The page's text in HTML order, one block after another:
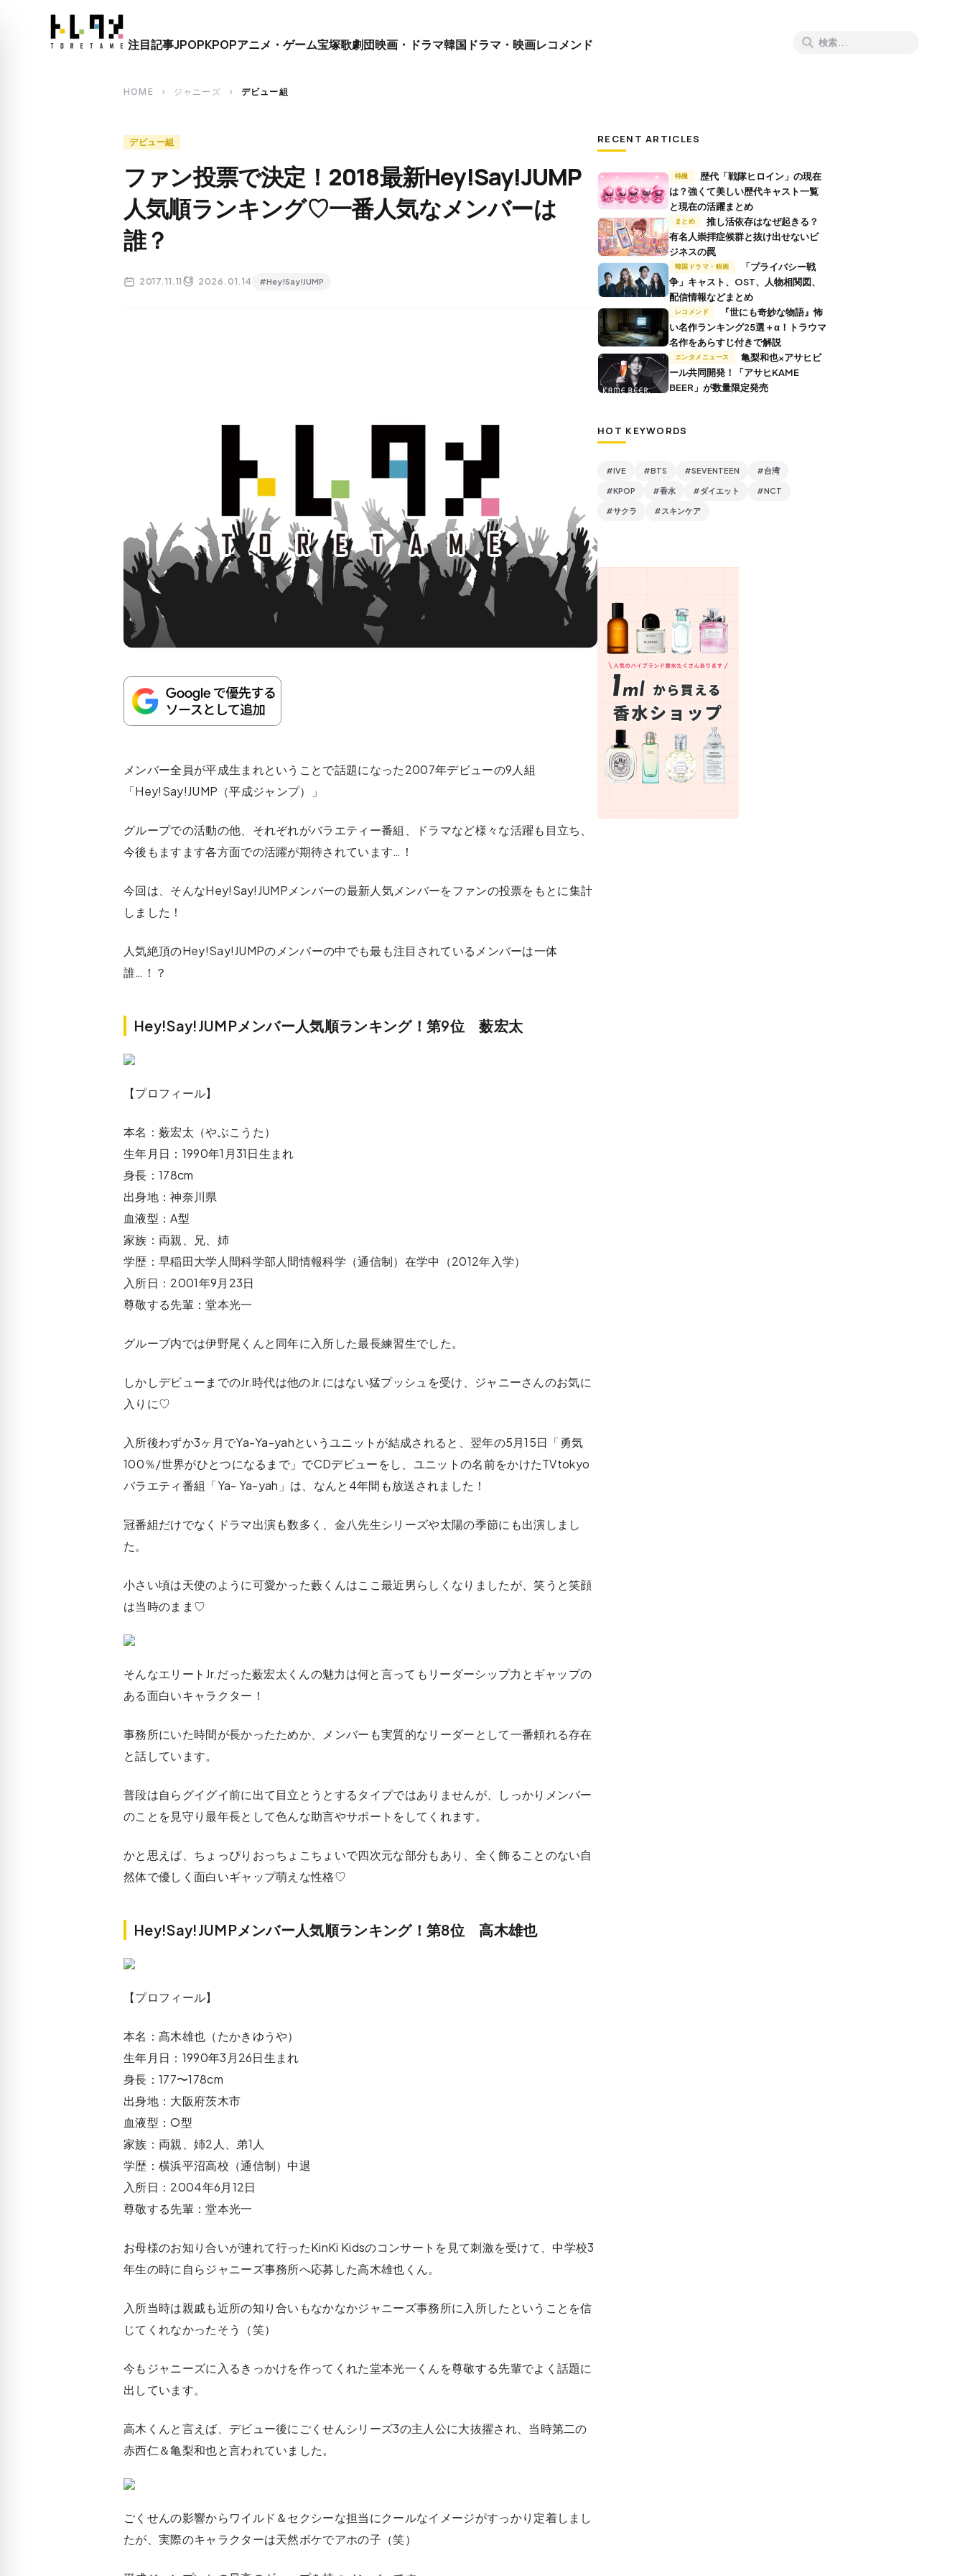
close
注目記事JPOPKPOPアニメ・ゲーム宝塚歌劇団映画・ドラマ韓国ドラマ・映画レコメンド
HOME chevron_right ジャニーズ chevron_right デビュー組
デビュー組
ファン投票で決定！2018最新Hey!Say!JUMP
人気順ランキング♡一番人気なメンバーは
誰？
2017.11.11 2026.01.14 #Hey!Say!JUMP
メンバー全員が平成生まれということで話題になった2007年デビューの9人組
「Hey!Say!JUMP（平成ジャンプ）」
グループでの活動の他、それぞれがバラエティー番組、ドラマなど様々な活躍も目立ち、
今後もますます各方面での活躍が期待されています…！
今回は、そんなHey!Say!JUMPメンバーの最新人気メンバーをファンの投票をもとに集計
しました！
人気絶頂のHey!Say!JUMPのメンバーの中でも最も注目されているメンバーは一体
誰…！？
Hey!Say!JUMPメンバー人気順ランキング！第9位 薮宏太
【プロフィール】
本名：薮宏太（やぶこうた）
生年月日：1990年1月31日生まれ
身長：178cm
出身地：神奈川県
血液型：A型
家族：両親、兄、姉
学歴：早稲田大学人間科学部人間情報科学（通信制）在学中（2012年入学）
入所日：2001年9月23日
尊敬する先輩：堂本光一
グループ内では伊野尾くんと同年に入所した最長練習生でした。
しかしデビューまでのJr.時代は他のJr.にはない猛プッシュを受け、ジャニーさんのお気に
入りに♡
入所後わずか3ヶ月でYa-Ya-yahというユニットが結成されると、翌年の5月15日「勇気
100％/世界がひとつになるまで」でCDデビューをし、ユニットの名前をかけたTVtokyo
バラエティ番組「Ya- Ya-yah」は、なんと4年間も放送されました！
冠番組だけでなくドラマ出演も数多く、金八先生シリーズや太陽の季節にも出演しまし
た。
小さい頃は天使のように可愛かった藪くんはここ最近男らしくなりましたが、笑うと笑顔
は当時のまま♡
そんなエリートJr.だった薮宏太くんの魅力は何と言ってもリーダーシップ力とギャップの
ある面白いキャラクター！
事務所にいた時間が長かったためか、メンバーも実質的なリーダーとして一番頼れる存在
と話しています。
普段は自らグイグイ前に出て目立とうとするタイプではありませんが、しっかりメンバー
のことを見守り最年長として色んな助言やサポートをしてくれます。
かと思えば、ちょっぴりおっちょこちょいで四次元な部分もあり、全く飾ることのない自
然体で優しく面白いギャップ萌えな性格♡
Hey!Say!JUMPメンバー人気順ランキング！第8位 高木雄也
【プロフィール】
本名：髙木雄也（たかきゆうや）
生年月日：1990年3月26日生まれ
身長：177〜178cm
出身地：大阪府茨木市
血液型：O型
家族：両親、姉2人、弟1人
学歴：横浜平沼高校（通信制）中退
入所日：2004年6月12日
尊敬する先輩：堂本光一
お母様のお知り合いが連れて行ったKinKi Kidsのコンサートを見て刺激を受けて、中学校3
年生の時に自らジャニーズ事務所へ応募した高木雄也くん。
入所当時は親戚も近所の知り合いもなかなかジャニーズ事務所に入所したということを信
じてくれなかったそう（笑）
今もジャニーズに入るきっかけを作ってくれた堂本光一くんを尊敬する先輩でよく話題に
出しています。
高木くんと言えば、デビュー後にごくせんシリーズ3の主人公に大抜擢され、当時第二の
赤西仁＆亀梨和也と言われていました。
ごくせんの影響からワイルド＆セクシーな担当にクールなイメージがすっかり定着しまし
たが、実際のキャラクターは天然ボケでアホの子（笑）
RECENT ARTICLES
特撮
は？強くて美しい歴代キャスト一覧
と現在の活躍まとめ
まとめ
推し活依存はなぜ起きる？
有名人崇拝症候群と抜け出せないビ
ジネスの罠
韓国ドラマ・映画
争」キャスト、OST、人物相関図、
配信情報などまとめ
レコメンド
い名作ランキング25選＋α！トラウマ
名作をあらすじ付きで解説
エンタメニュース
ール共同開発！「アサヒKAME
BEER」が数量限定発売
HOT KEYWORDS
#IVE #BTS #SEVENTEEN #台湾
#KPOP #香水 #ダイエット #NCT
#サクラ #スキンケア